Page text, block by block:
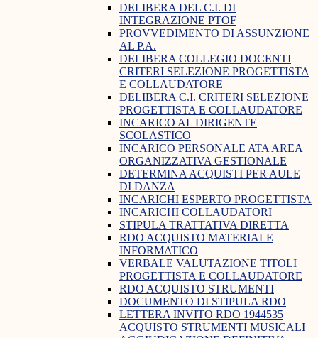
DELIBERA DEL C.I. DI
INTEGRAZIONE PTOF
PROVVEDIMENTO DI ASSUNZIONE
AL P.A.
DELIBERA COLLEGIO DOCENTI
CRITERI SELEZIONE PROGETTISTA
E COLLAUDATORE
DELIBERA C.I. CRITERI SELEZIONE
PROGETTISTA E COLLAUDATORE
INCARICO AL DIRIGENTE
SCOLASTICO
INCARICO PERSONALE ATA AREA
ORGANIZZATIVA GESTIONALE
DETERMINA ACQUISTI PER AULE
DI DANZA
INCARICHI ESPERTO PROGETTISTA
INCARICHI COLLAUDATORI
STIPULA TRATTATIVA DIRETTA
RDO ACQUISTO MATERIALE
INFORMATICO
VERBALE VALUTAZIONE TITOLI
PROGETTISTA E COLLAUDATORE
RDO ACQUISTO STRUMENTI
DOCUMENTO DI STIPULA RDO
LETTERA INVITO RDO 1944535
ACQUISTO STRUMENTI MUSICALI